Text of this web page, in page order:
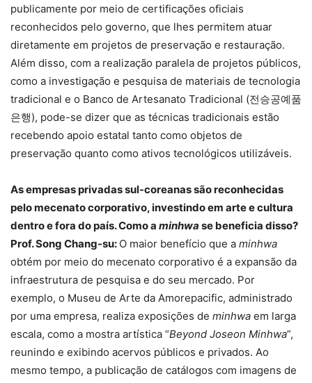
publicamente por meio de certificações oficiais
reconhecidos pelo governo, que lhes permitem atuar
diretamente em projetos de preservação e restauração.
Além disso, com a realização paralela de projetos públicos,
como a investigação e pesquisa de materiais de tecnologia
tradicional e o Banco de Artesanato Tradicional (전승공예품
은행), pode-se dizer que as técnicas tradicionais estão
recebendo apoio estatal tanto como objetos de
preservação quanto como ativos tecnológicos utilizáveis.
As empresas privadas sul-coreanas são reconhecidas
pelo mecenato corporativo, investindo em arte e cultura
dentro e fora do país.Como a minhwa se beneficia disso?
Prof. Song Chang-su: O maior benefício que a minhwa
obtém por meio do mecenato corporativo é a expansão da
infraestrutura de pesquisa e do seu mercado. Por
exemplo, o Museu de Arte da Amorepacific, administrado
por uma empresa, realiza exposições de minhwa em larga
escala, como a mostra artística “Beyond Joseon Minhwa”,
reunindo e exibindo acervos públicos e privados. Ao
mesmo tempo, a publicação de catálogos com imagens de